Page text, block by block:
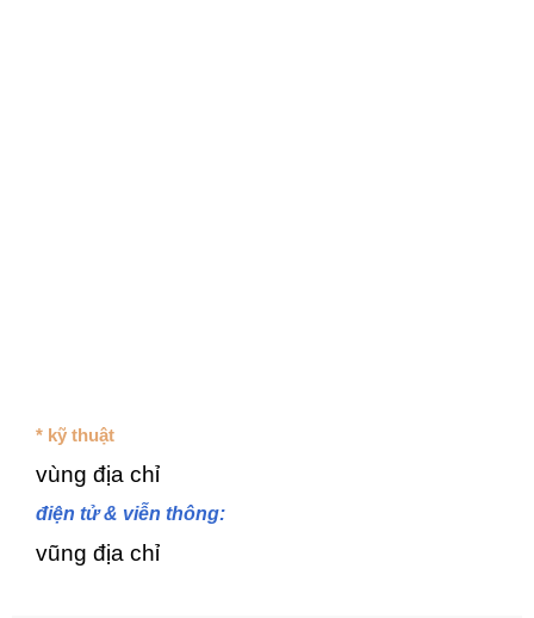
* kỹ thuật
vùng địa chỉ
điện tử & viễn thông:
vũng địa chỉ